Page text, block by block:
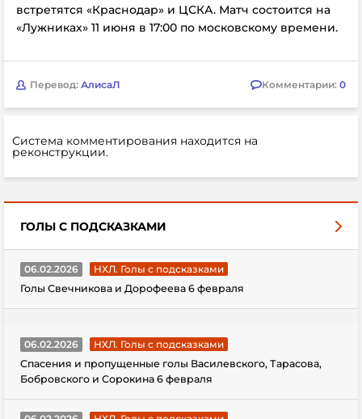
встретятся «Краснодар» и ЦСКА. Матч состоится на
«Лужниках» 11 июня в 17:00 по московскому времени.
Перевод: АлисаЛ Комментарии: 0
Система комментирования находится на
реконструкции.
ГОЛЫ С ПОДСКАЗКАМИ
06.02.2026
НХЛ. Голы с подсказками
Голы Свечникова и Дорофеева 6 февраля
06.02.2026
НХЛ. Голы с подсказками
Спасения и пропущенные голы Василевского, Тарасова,
Бобровского и Сорокина 6 февраля